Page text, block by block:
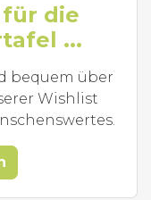
die
...
bequem über
Wishlist